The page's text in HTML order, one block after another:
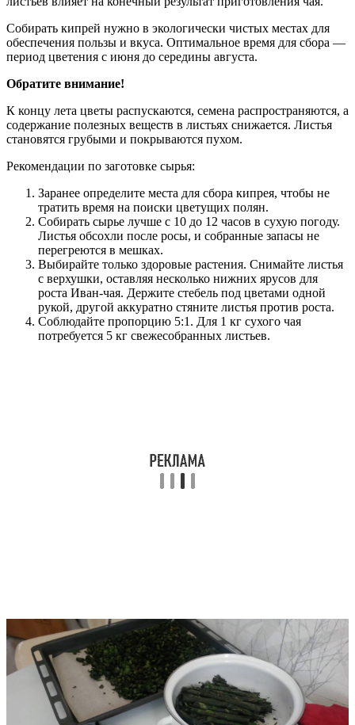
Собирать кипрей нужно в экологически чистых местах для
обеспечения пользы и вкуса. Оптимальное время для сбора —
период цветения с июня до середины августа.
Обратите внимание!
К концу лета цветы распускаются, семена распространяются, а
содержание полезных веществ в листьях снижается. Листья
становятся грубыми и покрываются пухом.
Рекомендации по заготовке сырья:
Заранее определите места для сбора кипрея, чтобы не
тратить время на поиски цветущих полян.
Собирать сырье лучше с 10 до 12 часов в сухую погоду.
Листья обсохли после росы, и собранные запасы не
перегреются в мешках.
Выбирайте только здоровые растения. Снимайте листья
с верхушки, оставляя несколько нижних ярусов для
роста Иван-чая. Держите стебель под цветами одной
рукой, другой аккуратно стяните листья против роста.
Соблюдайте пропорцию 5:1. Для 1 кг сухого чая
потребуется 5 кг свежесобранных листьев.